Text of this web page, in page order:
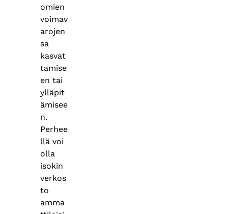
omien
voimav
arojen
sa
kasvat
tamise
en tai
ylläpit
ämisee
n.
Perhee
llä voi
olla
isokin
verkos
to
amma